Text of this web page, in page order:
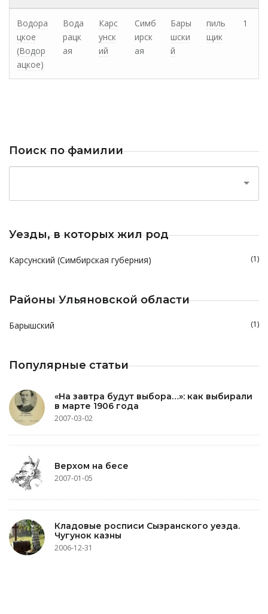
Водора
цкое
(Водор
ацкое)
Вода
рацк
ая
Карс
унск
ий
Симб
ирск
ая
Бары
шски
й
пиль
щик
1
Поиск по фамилии
Уезды, в которых жил род
Карсунский (Симбирская губерния) (1)
Районы Ульяновской области
Барышский (1)
Популярные статьи
«На завтра будут выбора…»: как выбирали
в марте 1906 года
2007-03-02
Верхом на бесе
2007-01-05
Кладовые росписи Сызранского уезда.
Чугунок казны
2006-12-31